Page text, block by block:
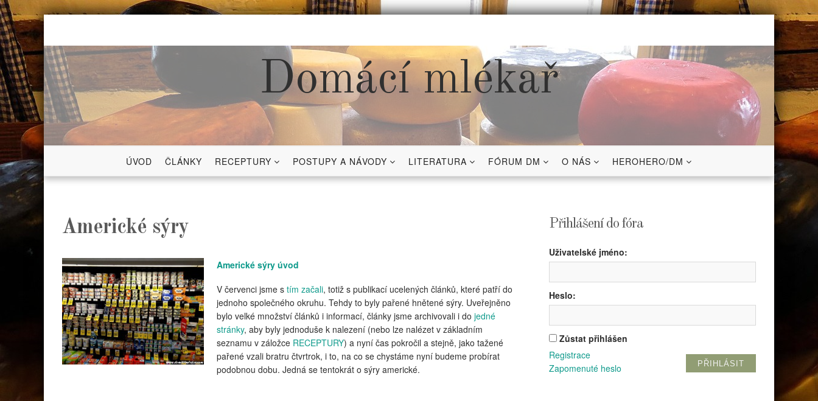
Skip
content
Domácí mlékař
ÚVOD ČLÁNKY RECEPTURY POSTUPY A NÁVODY LITERATURA FÓRUM DM O NÁS HEROHERO/DM
Americké sýry
Americké sýry úvod
V červenci jsme s tím začali, totiž s publikací ucelených článků, které patří do
jednoho společného okruhu. Tehdy to byly pařené hnětené sýry. Uveřejněno
bylo velké množství článků i informací, články jsme archivovali i do jedné
stránky, aby byly jednoduše k nalezení (nebo lze nalézet v základním
seznamu v záložce RECEPTURY) a nyní čas pokročil a stejně, jako tažené
pařené vzali bratru čtvrtrok, i to, na co se chystáme nyní budeme probírat
podobnou dobu. Jedná se tentokrát o sýry americké.
Přihlášení do fóra
Uživatelské jméno:
Heslo:
Zůstat přihlášen
PŘIHLÁSIT
Registrace
Zapomenuté heslo